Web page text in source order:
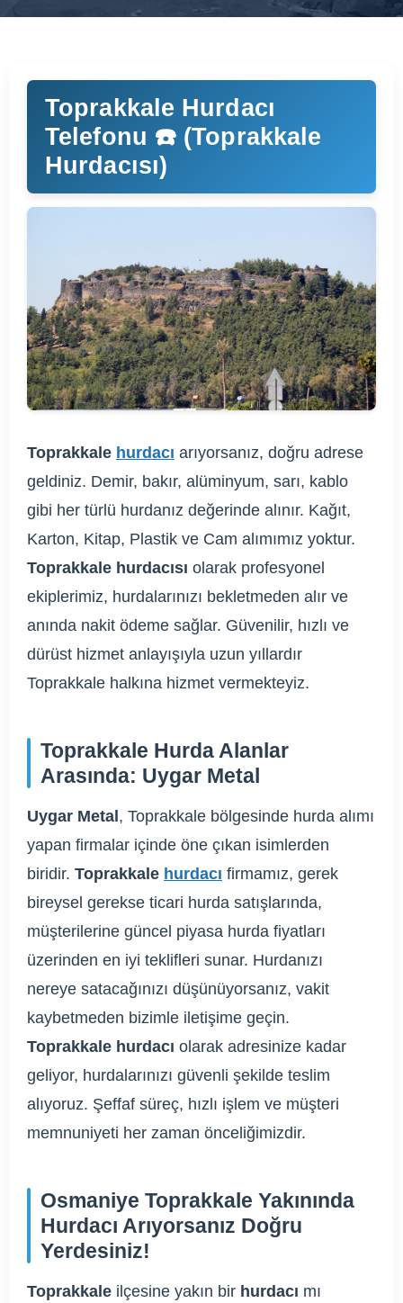
Toprakkale Hurdacı
Telefonu ☎️ (Toprakkale
Hurdacısı)
Toprakkale hurdacı arıyorsanız, doğru adrese
geldiniz. Demir, bakır, alüminyum, sarı, kablo
gibi her türlü hurdanız değerinde alınır. Kağıt,
Karton, Kitap, Plastik ve Cam alımımız yoktur.
Toprakkale hurdacısı olarak profesyonel
ekiplerimiz, hurdalarınızı bekletmeden alır ve
anında nakit ödeme sağlar. Güvenilir, hızlı ve
dürüst hizmet anlayışıyla uzun yıllardır
Toprakkale halkına hizmet vermekteyiz.
Toprakkale Hurda Alanlar
Arasında: Uygar Metal
Uygar Metal, Toprakkale bölgesinde hurda alımı
yapan firmalar içinde öne çıkan isimlerden
biridir. Toprakkale hurdacı firmamız, gerek
bireysel gerekse ticari hurda satışlarında,
müşterilerine güncel piyasa hurda fiyatları
üzerinden en iyi teklifleri sunar. Hurdanızı
nereye satacağınızı düşünüyorsanız, vakit
kaybetmeden bizimle iletişime geçin.
Toprakkale hurdacı olarak adresinize kadar
geliyor, hurdalarınızı güvenli şekilde teslim
alıyoruz. Şeffaf süreç, hızlı işlem ve müşteri
memnuniyeti her zaman önceliğimizdir.
Osmaniye Toprakkale Yakınında
Hurdacı Arıyorsanız Doğru
Yerdesiniz!
Toprakkale ilçesine yakın bir hurdacı mı